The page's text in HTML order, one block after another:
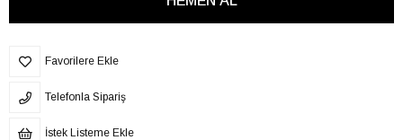
Favorilere Ekle
Telefonla Sipariş
İstek Listeme Ekle